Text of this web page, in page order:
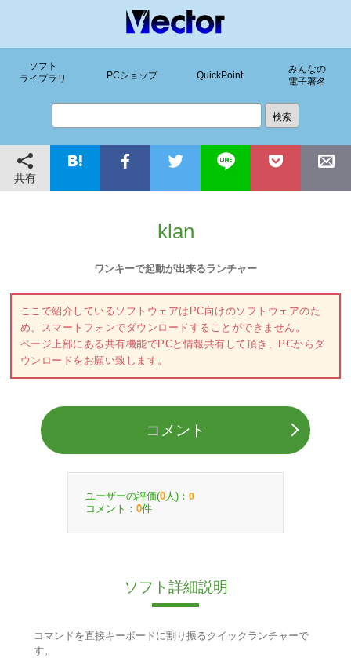
ソフト
ライブラリ
PCショップ QuickPoint
みんなの
電子署名
共有
klan
ワンキーで起動が出来るランチャー
ここで紹介しているソフトウェアはPC向けのソフトウェアのた
め、スマートフォンでダウンロードすることができません。
ページ上部にある共有機能でPCと情報共有して頂き、PCからダ
ウンロードをお願い致します。
コメント
ユーザーの評価(0 人)： 0
コメント： 0件
ソフト詳細説明
コマンドを直接キーボードに割り振るクイックランチャーで
す。